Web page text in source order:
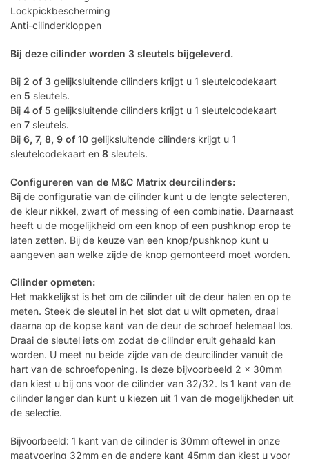
Lockpickbescherming
Anti-cilinderkloppen
Bij deze cilinder worden 3 sleutels bijgeleverd.
Bij 2 of 3 gelijksluitende cilinders krijgt u 1 sleutelcodekaart
en 5 sleutels.
Bij 4 of 5 gelijksluitende cilinders krijgt u 1 sleutelcodekaart
en 7 sleutels.
Bij 6, 7, 8, 9 of 10 gelijksluitende cilinders krijgt u 1
sleutelcodekaart en 8 sleutels.
Configureren van de M&C Matrix deurcilinders:
Bij de configuratie van de cilinder kunt u de lengte selecteren,
de kleur nikkel, zwart of messing of een combinatie. Daarnaast
heeft u de mogelijkheid om een knop of een pushknop erop te
laten zetten. Bij de keuze van een knop/pushknop kunt u
aangeven aan welke zijde de knop gemonteerd moet worden.
Cilinder opmeten:
Het makkelijkst is het om de cilinder uit de deur halen en op te
meten. Steek de sleutel in het slot dat u wilt opmeten, draai
daarna op de kopse kant van de deur de schroef helemaal los.
Draai de sleutel iets om zodat de cilinder eruit gehaald kan
worden. U meet nu beide zijde van de deurcilinder vanuit de
hart van de schroefopening. Is deze bijvoorbeeld 2 x 30mm
dan kiest u bij ons voor de cilinder van 32/32. Is 1 kant van de
cilinder langer dan kunt u kiezen uit 1 van de mogelijkheden uit
de selectie.
Bijvoorbeeld: 1 kant van de cilinder is 30mm oftewel in onze
maatvoering 32mm en de andere kant 45mm dan kiest u voor